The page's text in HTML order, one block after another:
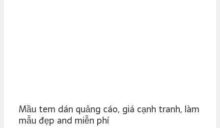
Mầu tem dán quảng cáo, giá cạnh tranh, làm
mẫu đẹp and miễn phí